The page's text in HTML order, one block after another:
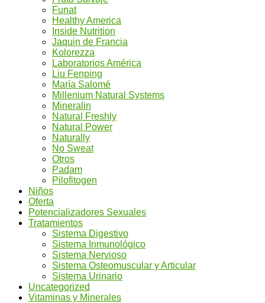
Funat
Healthy America
Inside Nutrition
Jaquin de Francia
Kolorezza
Laboratorios América
Liu Fenping
María Salomé
Millenium Natural Systems
Mineralin
Natural Freshly
Natural Power
Naturally
No Sweat
Otros
Padam
Pilofitogen
Niños
Oferta
Potencializadores Sexuales
Tratamientos
Sistema Digestivo
Sistema Inmunológico
Sistema Nervioso
Sistema Osteomuscular y Articular
Sistema Urinario
Uncategorized
Vitaminas y Minerales